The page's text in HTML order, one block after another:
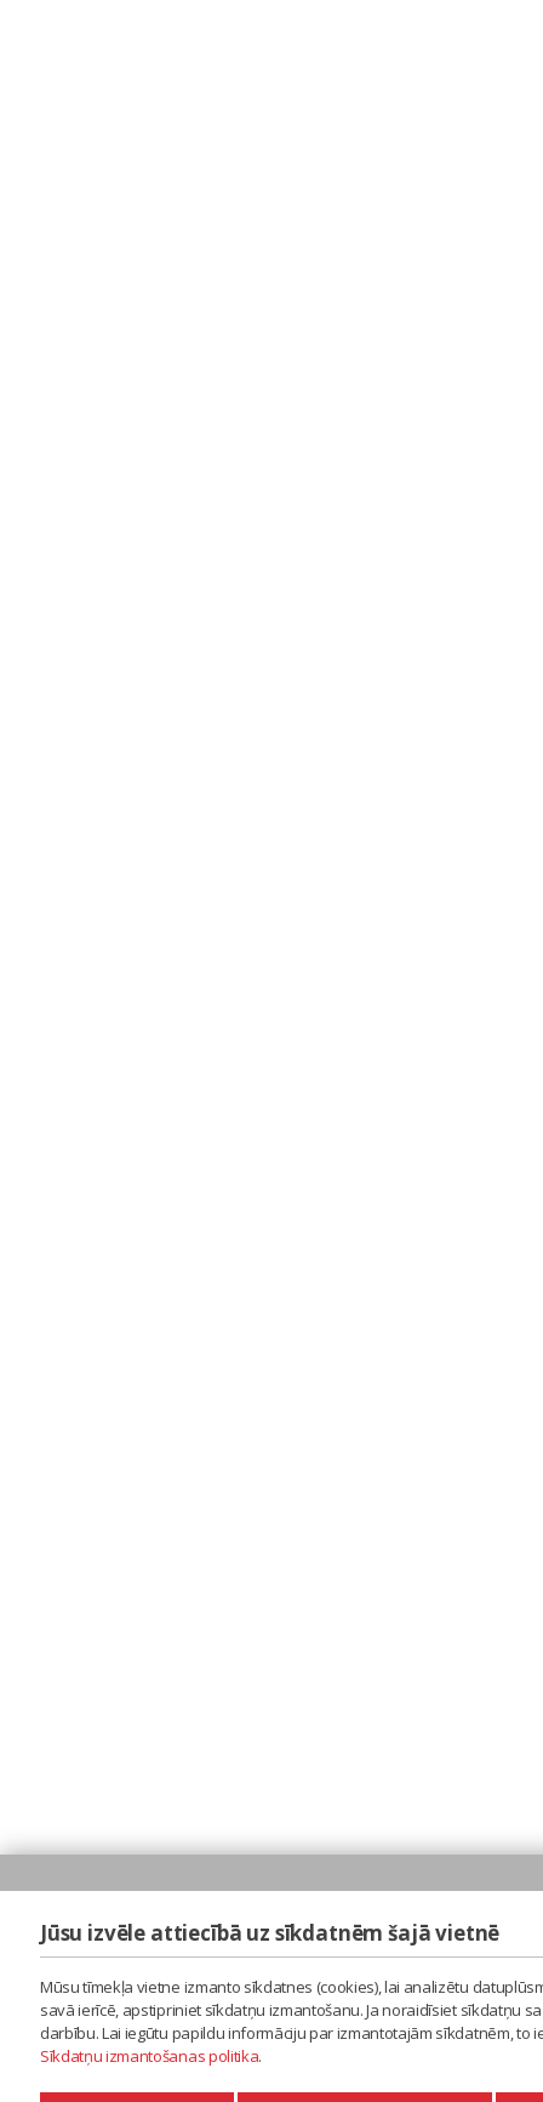
Jūsu izvēle attiecībā uz sīkdatnēm šajā vietnē
Mūsu tīmekļa vietne izmanto sīkdatnes (cookies), lai analizētu
savā ierīcē, apstipriniet sīkdatņu izmantošanu. Ja noraidīsiet sīkdatņu
darbību. Lai iegūtu papildu informāciju par izmantotajām sīkdatnēm,
Sīkdatņu izmantošanas politika.